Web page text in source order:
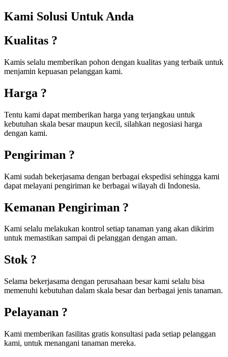
Kami Solusi Untuk Anda
Kualitas ?
Kamis selalu memberikan pohon dengan kualitas yang terbaik untuk
menjamin kepuasan pelanggan kami.
Harga ?
Tentu kami dapat memberikan harga yang terjangkau untuk
kebutuhan skala besar maupun kecil, silahkan negosiasi harga
dengan kami.
Pengiriman ?
Kami sudah bekerjasama dengan berbagai ekspedisi sehingga kami
dapat melayani pengiriman ke berbagai wilayah di Indonesia.
Kemanan Pengiriman ?
Kami selalu melakukan kontrol setiap tanaman yang akan dikirim
untuk memastikan sampai di pelanggan dengan aman.
Stok ?
Selama bekerjasama dengan perusahaan besar kami selalu bisa
memenuhi kebutuhan dalam skala besar dan berbagai jenis tanaman.
Pelayanan ?
Kami memberikan fasilitas gratis konsultasi pada setiap pelanggan
kami, untuk menangani tanaman mereka.